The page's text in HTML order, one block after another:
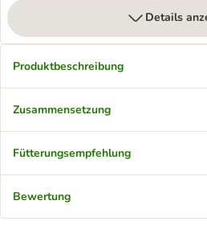
Details
Produktbeschreibung
Zusammensetzung
Fütterungsempfehlung
Bewertung